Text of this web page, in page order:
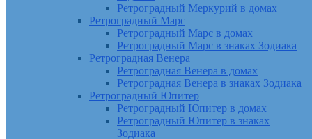
Ретроградный Меркурий в домах
Ретроградный Марс
Ретроградный Марс в домах
Ретроградный Марс в знаках Зодиака
Ретроградная Венера
Ретроградная Венера в домах
Ретроградная Венера в знаках Зодиака
Ретроградный Юпитер
Ретроградный Юпитер в домах
Ретроградный Юпитер в знаках
Зодиака